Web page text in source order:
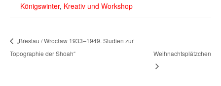
Königswinter, Kreativ und Workshop
„Breslau / Wrocław 1933–1949. Studien zur
Topographie der Shoah“
Weihnachtsplätzchen